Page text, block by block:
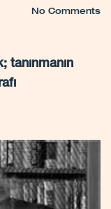
No Comments
tanınmanın